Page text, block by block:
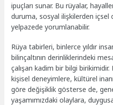
ipuçları sunar. Bu rüyalar,
duruma, sosyal ilişkilerden
yelpazede yorumlanabilir.
Rüya tabirleri, binlerce yıldır
bilinçaltının derinliklerindeki
çalışan kadim bir bilgi
kişisel deneyimlere, kültürel
göre değişiklik gösterse de,
yaşamımızdaki olaylara,